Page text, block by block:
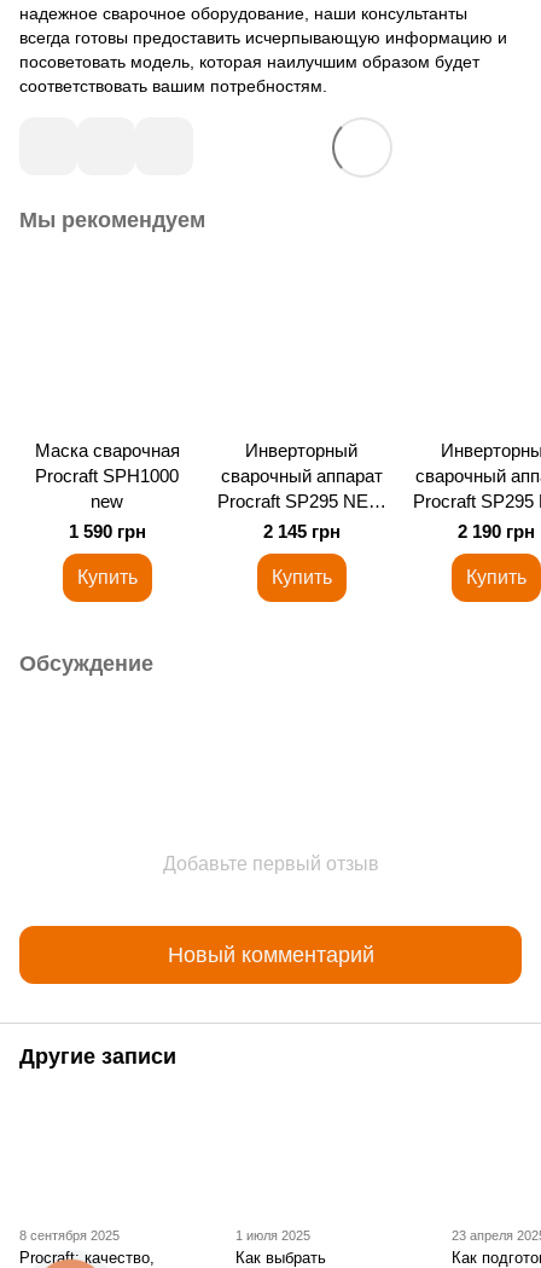
надежное сварочное оборудование, наши консультанты
всегда готовы предоставить исчерпывающую информацию и
посоветовать модель, которая наилучшим образом будет
соответствовать вашим потребностям.
Мы рекомендуем
Маска сварочная
Procraft SPH1000
new
1 590 грн
Купить
Инверторный
сварочный аппарат
Procraft SP295 NEW
(картон)
2 145 грн
Купить
сварочный
Procraft
в кейсе
2 190 грн
Купить
Обсуждение
Добавьте первый отзыв
Новый комментарий
Другие записи
8 сентября 2025
Procraft: качество,
1 июля 2025
Как выбрать
23 апреля
Как